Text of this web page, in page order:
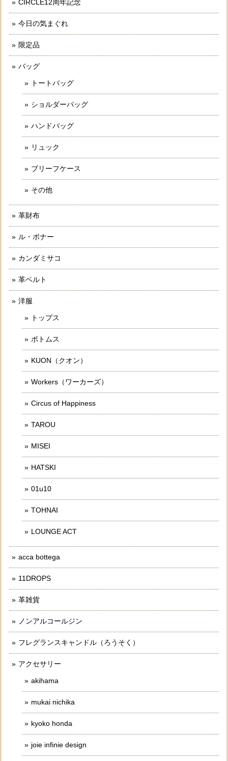
CIRCLE12周年記念
今日の気まぐれ
限定品
バッグ
トートバッグ
ショルダーバッグ
ハンドバッグ
リュック
ブリーフケース
その他
革財布
ル・ボナー
カンダミサコ
革ベルト
洋服
トップス
ボトムス
KUON（クオン）
Workers（ワーカーズ）
Circus of Happiness
TAROU
MISEI
HATSKI
01u10
TOHNAI
LOUNGE ACT
acca bottega
11DROPS
革雑貨
ノンアルコールジン
フレグランスキャンドル（ろうそく）
アクセサリー
akihama
mukai nichika
kyoko honda
joie infinie design